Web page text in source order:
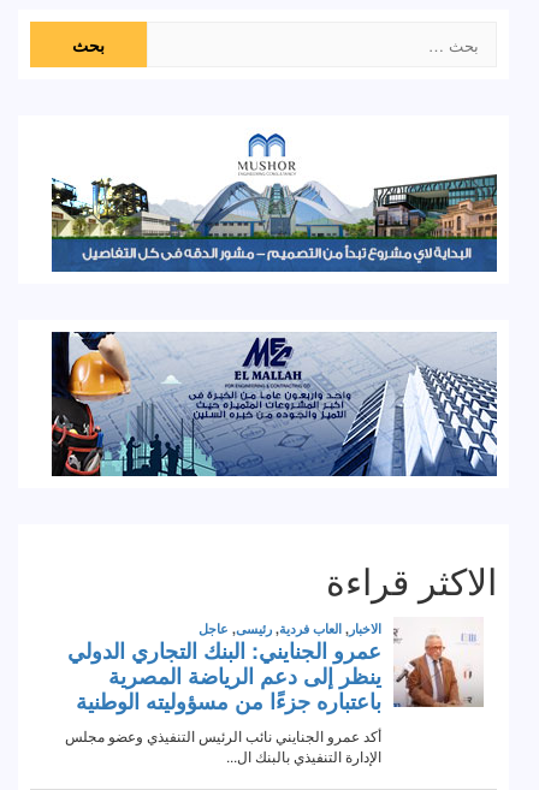
عن:
الاكثر قراءة